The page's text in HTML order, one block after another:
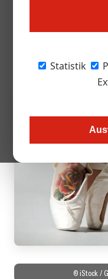
Statistik
Die Wiener Ballsaison
Schlüsselkomponente.
© iStock /